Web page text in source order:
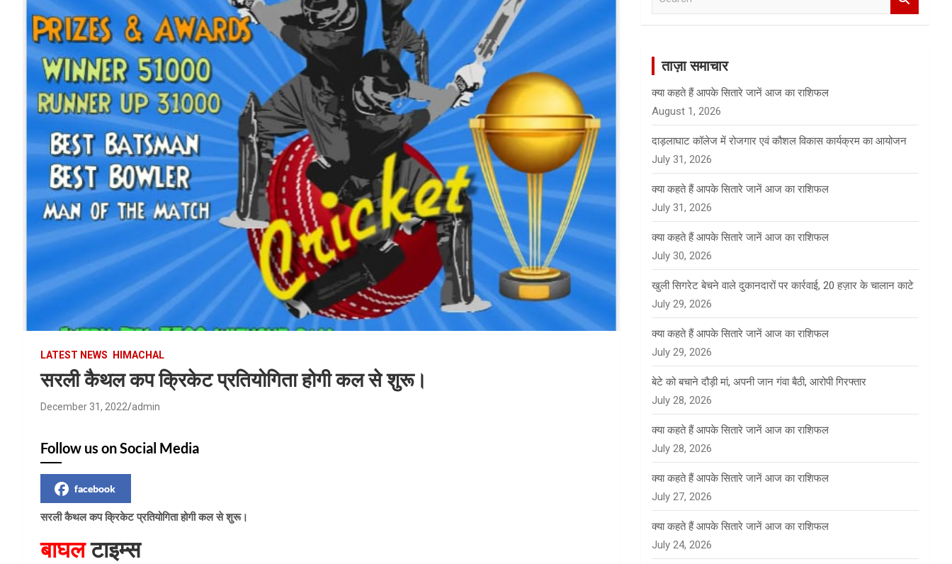
HP News.
LATEST NEWS HIMACHAL
सरली कैथल कप क्रिकेट प्रतियोगिता होगी कल से शुरू।
December 31, 2022 admin
Follow us on Social Media
facebook
सरली कैथल कप क्रिकेट प्रतियोगिता होगी कल से शुरू।
बाघलटाइम्स
ताज़ा समाचार
क्या कहते हैं आपके सितारे जानें आज का राशिफल
August 1, 2026
दाड़लाघाट कॉलेज में रोजगार एवं कौशल विकास कार्यक्रम का आयोजन
July 31, 2026
क्या कहते हैं आपके सितारे जानें आज का राशिफल
July 31, 2026
क्या कहते हैं आपके सितारे जानें आज का राशिफल
July 30, 2026
खुली सिगरेट बेचने वाले दुकानदारों पर कार्रवाई, 20 हज़ार के चालान काटे
July 29, 2026
क्या कहते हैं आपके सितारे जानें आज का राशिफल
July 29, 2026
बेटे को बचाने दौड़ी मां, अपनी जान गंवा बैठी, आरोपी गिरफ्तार
July 28, 2026
क्या कहते हैं आपके सितारे जानें आज का राशिफल
July 28, 2026
क्या कहते हैं आपके सितारे जानें आज का राशिफल
July 27, 2026
क्या कहते हैं आपके सितारे जानें आज का राशिफल
July 24, 2026